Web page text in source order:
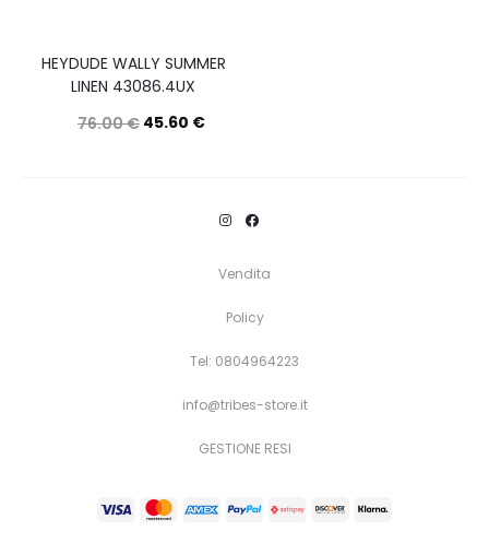
HEYDUDE WALLY SUMMER
LINEN 43086.4UX
76.00€ 45.60 €
opzioni
essere
scelte
pagina
Vendita
Policy
Tel: 0804964223
info@tribes-store.it
GESTIONE RESI